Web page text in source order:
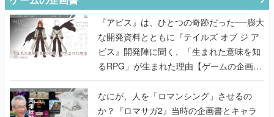
『アビス』は、ひとつの奇跡だった──膨大
な開発資料とともに『テイルズ オブ ジ ア
ビス』開発陣に聞く、「生まれた意味を知
るRPG」が生まれた理由【ゲームの企画
書】
なにが、人を「ロマンシング」させるの
か？『ロマサガ2』当時の企画書とキャラ